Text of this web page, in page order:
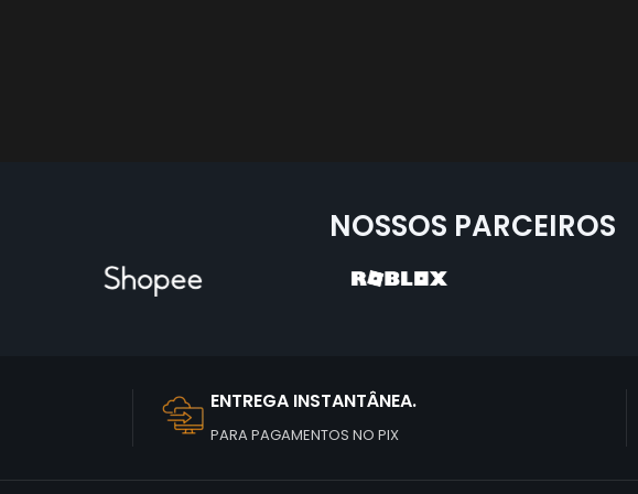
NOSSOS PARCEIROS
ENTREGA INSTANTÂNEA.
PARA PAGAMENTOS NO PIX